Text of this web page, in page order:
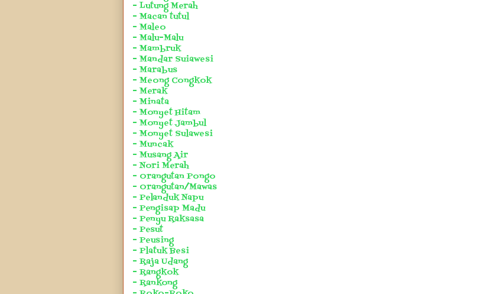
- Lutung Merah
- Macan tutul
- Maleo
- Malu-Malu
- Mambruk
- Mandar Suiawesi
- Marabus
- Meong Congkok
- Merak
- Minata
- Monyet Hitam
- Monyet Jambul
- Monyet Sulawesi
- Muncak
- Musang Air
- Nori Merah
- Orangutan Pongo
- Orangutan/Mawas
- Pelanduk Napu
- Pengisap Madu
- Penyu Raksasa
- Pesut
- Peusing
- Platuk Besi
- Raja Udang
- Rangkok
- Rankong